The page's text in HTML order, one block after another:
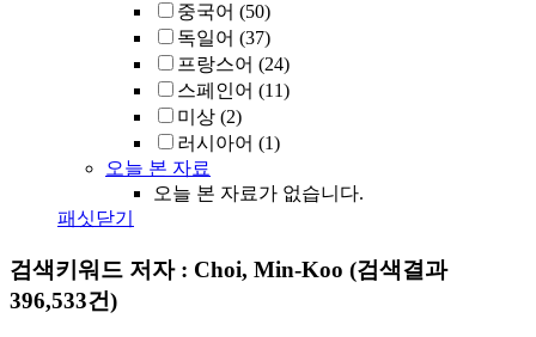
중국어 (50)
독일어 (37)
프랑스어 (24)
스페인어 (11)
미상 (2)
러시아어 (1)
오늘 본 자료
오늘 본 자료가 없습니다.
패싯닫기
검색키워드 저자 : Choi, Min-Koo (검색결과
396,533건)